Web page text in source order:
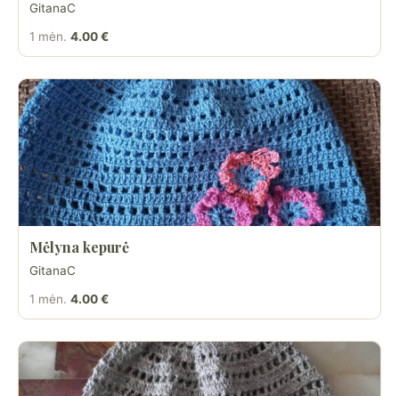
GitanaC
1 mėn. 4.00 €
Mėlyna kepurė
GitanaC
1 mėn. 4.00 €